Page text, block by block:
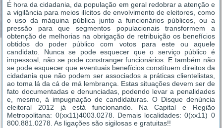
É hora da cidadania, da população em geral redobrar a atenção e
a vigilância para meios ilícitos de envolvimento de eleitores, como
o uso da máquina pública junto a funcionários públicos, ou a
pressão para que segmentos populacionais transformem a
obtenção de melhorias na obrigação de retribuição os benefícios
obtidos do poder público com votos para este ou aquele
candidato. Nunca se pode esquecer que o serviço público é
impessoal, não se pode constranger funcionários. E também não
se pode esquecer que eventuais benefícios constituem direitos da
cidadania que não podem ser associados a práticas clientelistas,
ao toma lá da cá de má lembrança. Estas situações devem ser de
fato documentadas e denunciadas, podendo levar a penalidades
e, mesmo, à impugnação de candidaturas. O Disque denúncia
eleitoral 2012 já está funcionando. Na Capital e Região
Metropolitana: 0(xx11)4003.0278. Demais localidades: 0(xx11) 0
800.881.0278. As ligações são sigilosas e gratuitas!!